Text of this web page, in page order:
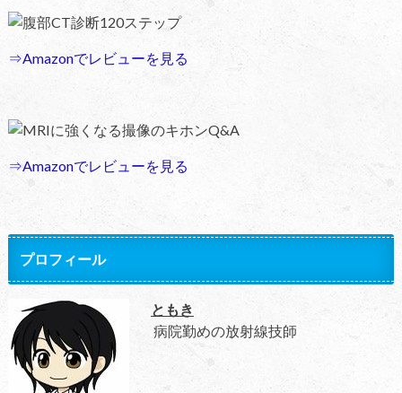
腹部CT診断120ステップ
⇒Amazonでレビューを見る
MRIに強くなる撮像のキホンQ&A
⇒Amazonでレビューを見る
プロフィール
ともき
病院勤めの放射線技師